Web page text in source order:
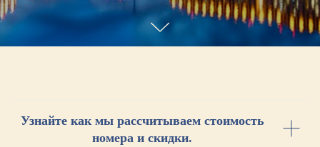
Узнайте как мы рассчитываем стоимость
номера и скидки.